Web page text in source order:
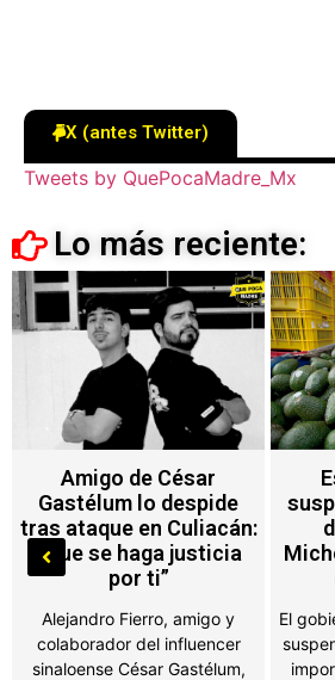
X (antes Twitter)
Tweets by QuePocaMadre_Mx
Lo más reciente:
Estados Unidos
suspende importación
de aguacate de
Michoacán por riesgos
de seguridad
El gobierno de Estados Unidos
suspendió temporalmente las
importaciones de aguacate
El
de